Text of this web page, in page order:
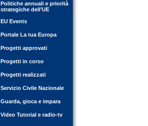
Politiche annuali e priorità
strategiche dell’UE
EU Events
Portale La tua Europa
Progetti approvati
Progetti in corso
Progetti realizzati
Servizio Civile Nazionale
Guarda, gioca e impara
Video Tutorial e radio-tv